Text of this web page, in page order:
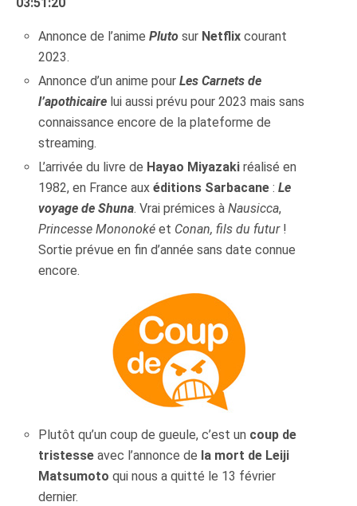
Annonce de l’animePluto sur Netflix courant
2023.
Annonce d’un anime pourLes Carnets de
l’apothicaire lui aussi prévu pour 2023 mais sans
connaissance encore de la plateforme de
streaming.
L’arrivée du livre de Hayao Miyazaki réalisé en
1982, en France auxéditions Sarbacane :Le
voyage de Shuna. Vrai prémices àNausicca,
Princesse Mononoké et Conan, fils du futur!
Sortie prévue en fin d’année sans date connue
encore.
Plutôt qu’un coup de gueule, c’est un coup de
tristesse avec l’annonce de la mort de Leiji
Matsumoto qui nous a quitté le 13 février
dernier.